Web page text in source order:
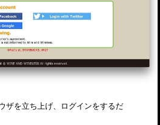
ザを立ち上げ、ログインをするだ